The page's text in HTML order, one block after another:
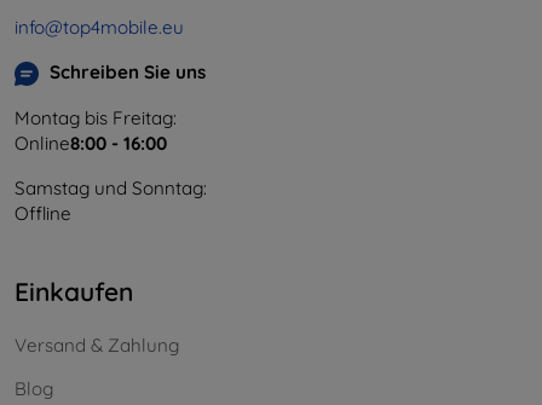
info@top4mobile.eu
Schreiben Sie uns
Montag bis Freitag:
Online8:00 - 16:00
Samstag und Sonntag:
Offline
Einkaufen
Versand & Zahlung
Blog